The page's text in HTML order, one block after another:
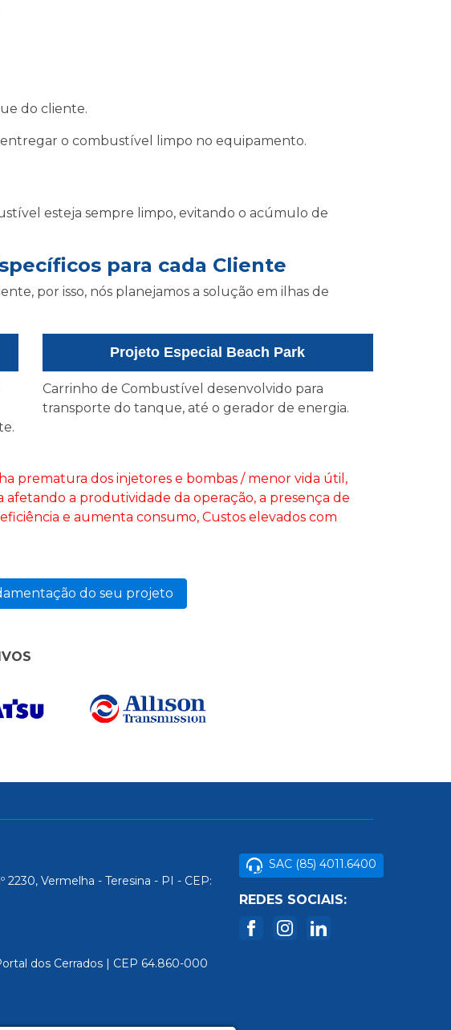
do cliente.
o combustível limpo no equipamento.
esteja sempre limpo, evitando o acúmulo de
para cada Cliente
por isso, nós planejamos a solução em ilhas de
Projeto Especial Beach Park
Carrinho de Combustível desenvolvido para
transporte do tanque, até o gerador de energia.
prematura dos injetores e bombas / menor vida útil,
a produtividade da operação, a presença de
e aumenta consumo, Custos elevados com
do seu projeto
2230, Vermelha - Teresina - PI - CEP:
dos Cerrados | CEP 64.860-000
SAC (85) 4011.6400
REDES SOCIAIS: